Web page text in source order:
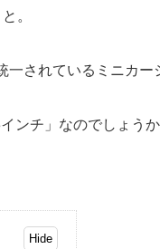
。
されているミニカー
ンチ」なのでしょうか